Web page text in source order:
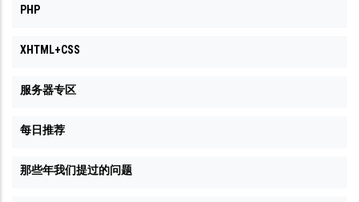
PHP
XHTML+CSS
服务器专区
每日推荐
那些年我们提过的问题